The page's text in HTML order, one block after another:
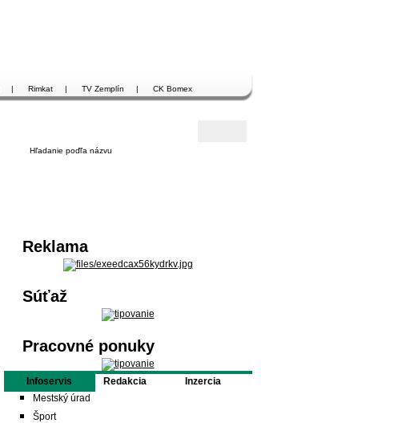
| Rimkat | TV Zemplín | CK Bomex
Hľadanie poďľa názvu
Reklama
Súťaž
Pracovné ponuky
Infoservis Redakcia
Inzercia
Mestský úrad
Šport